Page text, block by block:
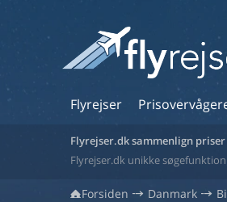
Flyrejser
Flyrejser.dk sammenlign
Flyrejser.dk unikke
Forsiden Danmark